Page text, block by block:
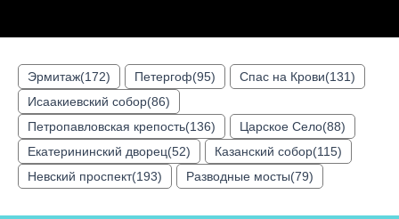
Эрмитаж(172) Петергоф(95)
Спас на Крови(131)
Исаакиевский собор(86)
Петропавловская крепость(136)
Царское Село(88)
Екатерининский дворец(52)
Казанский собор(115)
Невский проспект(193)
Разводные мосты(79)
Пн Вт Ср Чт Пт Сб Вс
1
3 4 5 6 7 8